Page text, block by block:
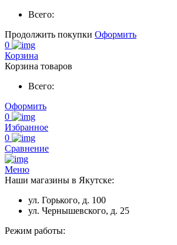
Всего:
Продолжить покупки Оформить
0
Корзина
Корзина товаров
Всего:
Оформить
0
Избранное
0
Сравнение
Меню
Наши магазины в Якутске:
ул. Горького, д. 100
ул. Чернышевского, д. 25
Режим работы: